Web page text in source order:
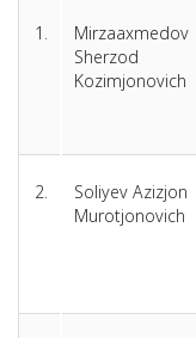
1.
Mirzaaxmedov
Sherzod
Kozimjonovich
2.
Soliyev Azizjon
Murotjonovich